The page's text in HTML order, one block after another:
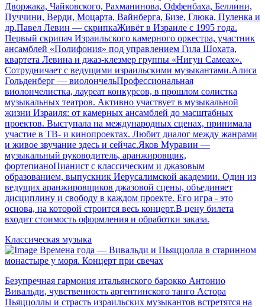
Дворжака, Чайковского, Рахманинова, Оффенбаха, Беллини,
Пуччини, Верди, Моцарта, Вайнберга, Бизе, Глюка, Пуленка и
др.Павел Левин — скрипкаЖивёт в Израиле с 1995 года.
Первый скрипач Израильского камерного оркестра, участник
ансамблей «Полифония» под управлением Гила Шохата,
квартета Левина и джаз-клезмер группы «Нигун Самеах».
Сотрудничает с ведущими израильскими музыкантами.Алиса
Гольденберг — виолончельПрофессиональная
виолончелистка, лауреат конкурсов, в прошлом солистка
музыкальных театров. Активно участвует в музыкальной
жизни Израиля: от камерных ансамблей до масштабных
проектов. Выступала на международных сценах, принимала
участие в ТВ- и кинопроектах. Любит диалог между жанрами
и живое звучание здесь и сейчас.Яков Муравин —
музыкальный руководитель, аранжировщик,
фортепианоПианист с классическим и джазовым
образованием, выпускник Иерусалимской академии. Один из
ведущих аранжировщиков джазовой сцены, объединяет
дисциплину и свободу в каждом проекте. Его игра - это
основа, на которой строится весь концерт.В цену билета
входит стоимость оформления и обработки заказа.
Классическая музыка
Времена года — Вивальди и Пьяццолла в старинном
монастыре у моря. Концерт при свечах
Безупречная гармония итальянского барокко Антонио
Вивальди, чувственность аргентинского танго Астора
Пьяццоллы и страсть израильских музыкантов встретятся на